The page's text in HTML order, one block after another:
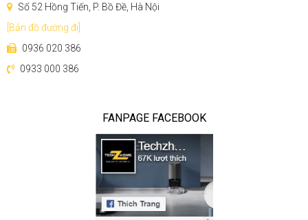
Được trang bị động cơ tốc độ cao
Động cơ tốc độ cao, lực hút mạnh, làm sạch bằng nước ,
khô nhanh và không cần lo lắng.
Số 52 Hồng Tiến, P. Bồ Đề, Hà Nội
[Bản đồ đường đi]
0936 020 386
0933 000 386
FANPAGE FACEBOOK